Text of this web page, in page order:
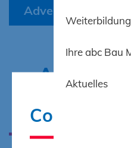
Cookie-
Adventskalender
Weiterbildung
Ihre abc Bau
Aktuelles